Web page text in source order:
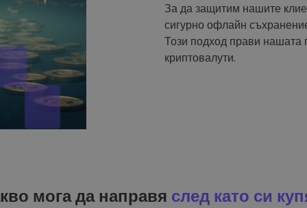
За да защитим нашите
сигурно офлайн
Този подход прави
криптовалути.
мога да направя след като си